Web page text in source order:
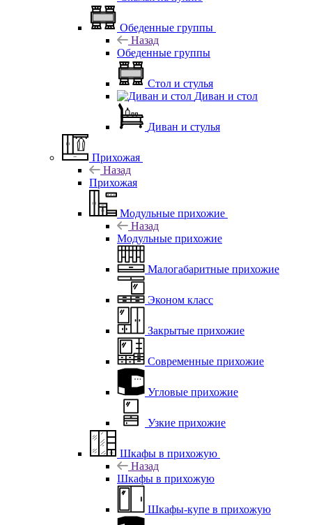
Обеденные группы
Назад
Обеденные группы
Стол и стулья
Диван и стол
Диван и стулья
Прихожая
Назад
Прихожая
Модульные прихожие
Назад
Модульные прихожие
Малогабаритные прихожие
Эконом класс
Закрытые прихожие
Современные прихожие
Угловые прихожие
Узкие прихожие
Шкафы в прихожую
Назад
Шкафы в прихожую
Шкафы-купе в прихожую